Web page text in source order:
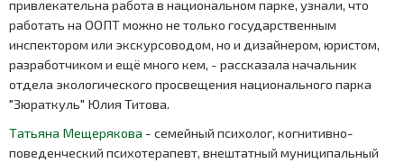
привлекательна работа в национальном парке, узнали, что
работать на ООПТ можно не только государственным
инспектором или экскурсоводом, но и дизайнером, юристом,
разработчиком и ещё много кем, - рассказала начальник
отдела экологического просвещения национального парка
"Зюраткуль" Юлия Титова.
Татьяна Мещерякова - семейный психолог, когнитивно-
поведенческий психотерапевт, внештатный муниципальный